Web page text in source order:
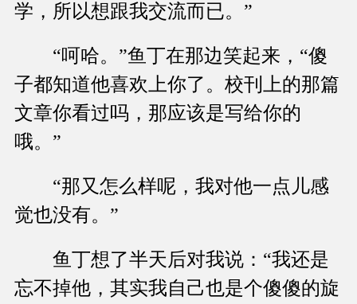
学，所以想跟我交流而已。”
“呵哈。”鱼丁在那边笑起来，“傻
子都知道他喜欢上你了。校刊上的那篇
文章你看过吗，那应该是写给你的
哦。”
“那又怎么样呢，我对他一点儿感
觉也没有。”
鱼丁想了半天后对我说：“我还是
忘不掉他，其实我自己也是个傻傻的旋